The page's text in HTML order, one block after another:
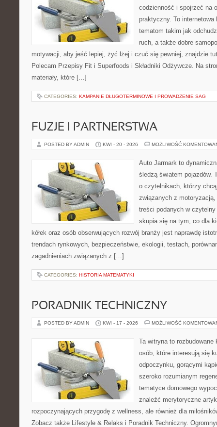
codzienność i spojrzeć na
praktyczny. To
tematom takim jak
ruch, a także dobre
motywacji, aby jeść lepiej, żyć lżej i czuć się pewniej, znajdzie
Polecam Przepisy Fit i Superfoods i Składniki Odżywcze. Na
materiały, które […]
CATEGORIES: KAMPANIE DŁUGOTERMINOWE I PROWADZENIE SAG
FUZJE I PARTNERSTWA
POSTED BY ADMIN KWI - 20 - 2026 MOŻLIWOŚĆ
Auto Jarmark to
śledzą światem pojazdów.
o czytelnikach, którzy
związanych z
treści podanych w
skupia się na tym, co dla
kółek oraz osób obserwujących rozwój branży jest naprawdę
trendach rynkowych, bezpieczeństwie, ekologii, testach,
zagadnieniach związanych z […]
CATEGORIES: HISTORIA MATEMATYKI
PORADNIK TECHNICZNY
POSTED BY ADMIN KWI - 17 - 2026 MOŻLIWOŚĆ
Ta witryna to
osób, które interesują się
odpoczynku, gorącymi
szeroko rozumianym
tematyce domowego
znaleźć merytoryczne
rozpoczynających przygodę z wellness, ale również dla
Zobacz także Lifestyle & Relaks i Poradnik Techniczny.